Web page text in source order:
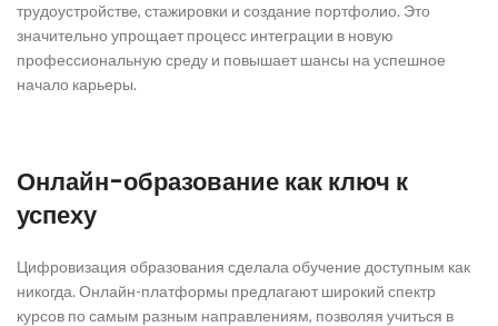
трудоустройстве, стажировки и создание портфолио. Это
значительно упрощает процесс интеграции в новую
профессиональную среду и повышает шансы на успешное
начало карьеры.
Онлайн-образование как ключ к
успеху
Цифровизация образования сделала обучение доступным как
никогда. Онлайн-платформы предлагают широкий спектр
курсов по самым разным направлениям, позволяя учиться в